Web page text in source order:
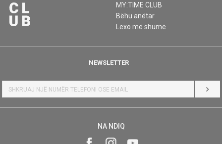
MY:TIME CLUB
Bëhu anëtar
Lexo më shumë
NEWSLETTER
HYR
NA NDIQ